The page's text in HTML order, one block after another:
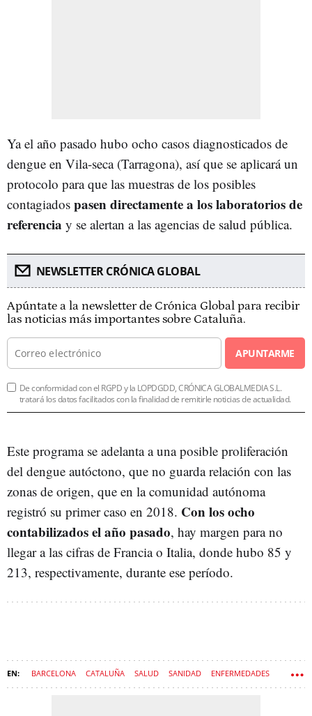
Ya el año pasado hubo ocho casos diagnosticados de
dengue en Vila-seca (Tarragona), así que se aplicará un
protocolo para que las muestras de los posibles
contagiados pasen directamente a los laboratorios de
referencia y se alertan a las agencias de salud pública.
NEWSLETTER CRÓNICA GLOBAL
Apúntate a la newsletter de Crónica Global para recibir
las noticias más importantes sobre Cataluña.
APUNTARME
De conformidad con el RGPD y la LOPDGDD, CRÓNICA GLOBALMEDIA S.L.
tratará los datos facilitados con la finalidad de remitirle noticias de actualidad.
Este programa se adelanta a una posible proliferación
del dengue autóctono, que no guarda relación con las
zonas de origen, que en la comunidad autónoma
registró su primer caso en 2018. Con los ocho
contabilizados el año pasado, hay margen para no
llegar a las cifras de Francia o Italia, donde hubo 85 y
213, respectivamente, durante ese período.
BARCELONA CATALUÑA SALUD SANIDAD ENFERMEDADES